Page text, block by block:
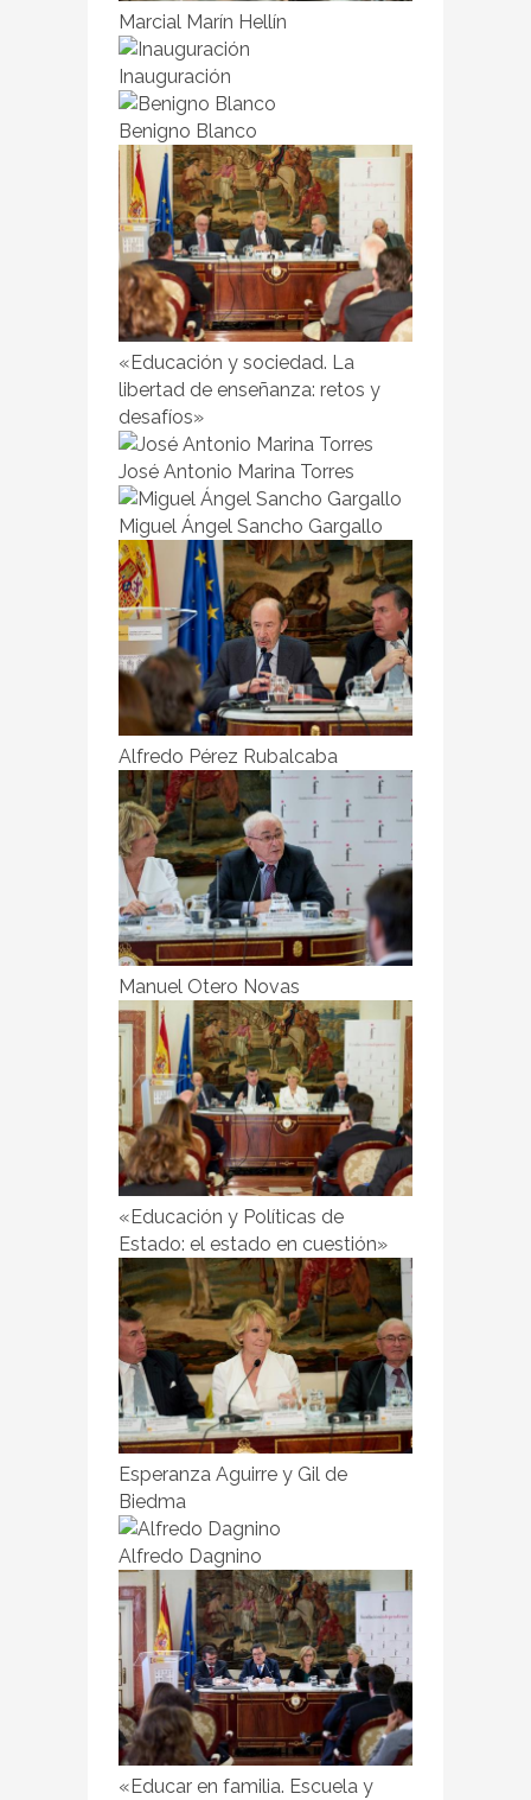
Marcial Marín Hellín
Inauguración
Benigno Blanco
«Educación y sociedad. La
libertad de enseñanza: retos y
desafíos»
José Antonio Marina Torres
Miguel Ángel Sancho Gargallo
Alfredo Pérez Rubalcaba
Manuel Otero Novas
«Educación y Políticas de
Estado: el estado en cuestión»
Esperanza Aguirre y Gil de
Biedma
Alfredo Dagnino
«Educar en familia. Escuela y